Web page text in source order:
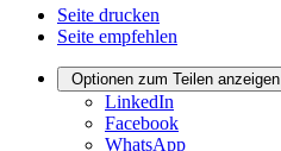
Seite drucken
Seite empfehlen
Optionen zum Teilen anzeigen
LinkedIn
Facebook
WhatsApp